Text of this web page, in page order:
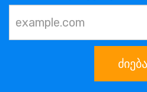
ძიება